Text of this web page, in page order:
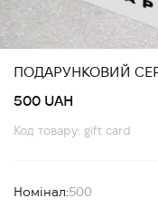
ПОДАРУНКОВИЙ
500 UAH
Код товару: gift card
Номінал:500